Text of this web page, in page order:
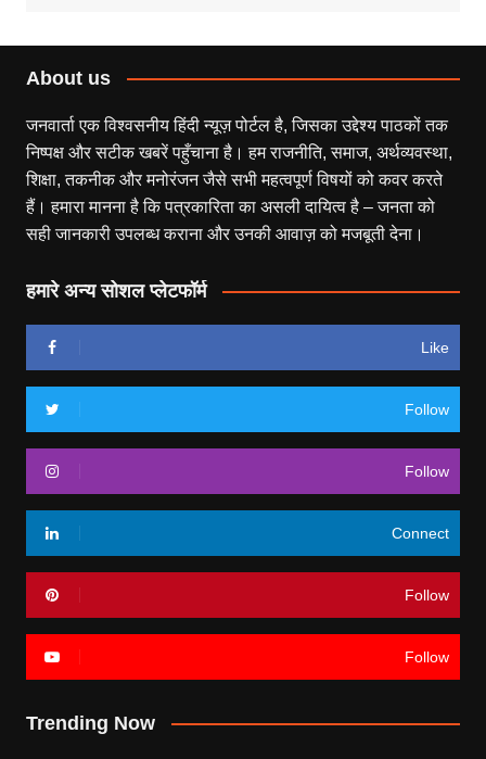
About us
जनवार्ता एक विश्वसनीय हिंदी न्यूज़ पोर्टल है, जिसका उद्देश्य पाठकों तक
निष्पक्ष और सटीक खबरें पहुँचाना है। हम राजनीति, समाज, अर्थव्यवस्था,
शिक्षा, तकनीक और मनोरंजन जैसे सभी महत्वपूर्ण विषयों को कवर करते
हैं। हमारा मानना है कि पत्रकारिता का असली दायित्व है – जनता को
सही जानकारी उपलब्ध कराना और उनकी आवाज़ को मजबूती देना।
हमारे अन्य सोशल प्लेटफॉर्म
Like
Follow
Follow
Connect
Follow
Follow
Trending Now